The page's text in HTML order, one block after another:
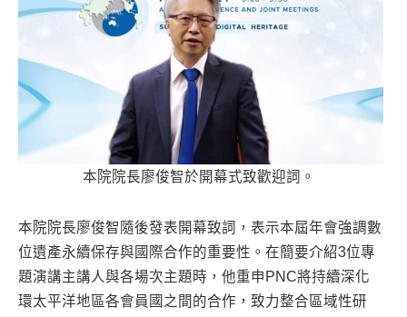
本院院長廖俊智於開幕式致歡迎詞。
本院院長廖俊智隨後發表開幕致詞，表示本屆年會強調數
位遺產永續保存與國際合作的重要性。在簡要介紹3位專
題演講主講人與各場次主題時，他重申PNC將持續深化
環太平洋地區各會員國之間的合作，致力整合區域性研